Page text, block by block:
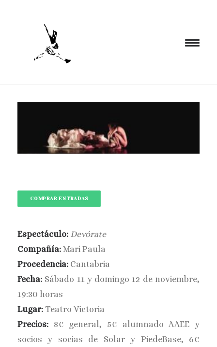
FORMACIÓN
CIA. NÓMADA
EL ESPACIO
BUSCAR
COMPRAR ENTRADAS
Espectáculo: Devórate
Compañía: Mari Paula
Procedencia: Cantabria
Fecha: Sábado 11 y domingo 12 de noviembre,
19:30 horas
Lugar: Teatro Victoria
Precios: 8€ general, 5€ alumnado AAEE y
socios y socias de Solar y PiedeBase, 6€